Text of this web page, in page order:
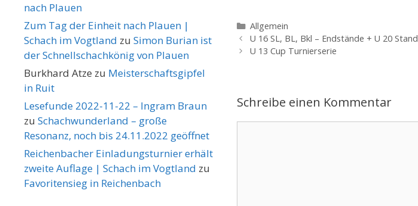
Kategorien
Allgemein
U 16 SL, BL, Bkl – Endstände + U 20 Stand
U 13 Cup Turnierserie
Schreibe einen Kommentar
nach Plauen
Zum Tag der Einheit nach Plauen |
Schach im Vogtland zu Simon Burian ist
der Schnellschachkönig von Plauen
Burkhard Atze zu Meisterschaftsgipfel
in Ruit
Lesefunde 2022-11-22 – Ingram Braun
zu Schachwunderland – große
Resonanz, noch bis 24.11.2022 geöffnet
Reichenbacher Einladungsturnier erhält
zweite Auflage | Schach im Vogtland zu
Favoritensieg in Reichenbach